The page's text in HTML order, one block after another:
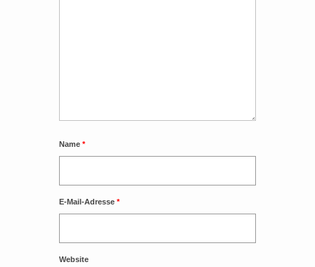
Name *
E-Mail-Adresse *
Website